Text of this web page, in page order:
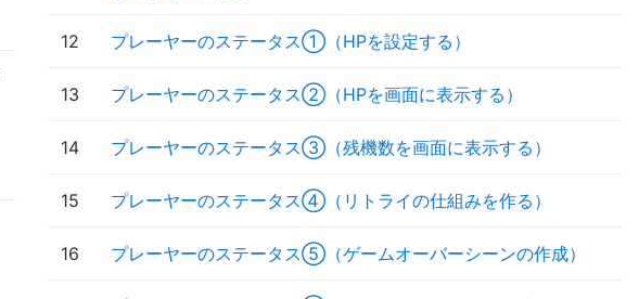
12 プレーヤーのステータス①（HPを設定する）
13 プレーヤーのステータス②（HPを画面に表示する）
14 プレーヤーのステータス③（残機数を画面に表示する）
15 プレーヤーのステータス④（リトライの仕組みを作る）
16 プレーヤーのステータス⑤（ゲームオーバーシーンの作成）